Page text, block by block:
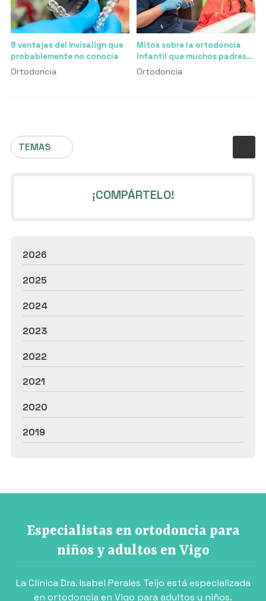
TEMAS
8 ventajas del Invisalign que
probablemente no conocía
Ortodoncia
Mitos sobre la ortodoncia
infantil que muchos padres
creen
Ortodoncia
¡COMPÁRTELO!
2026
2025
2024
2023
2022
2021
2020
2019
Especialistas en ortodoncia para
niños y adultos en Vigo
La Clínica Dra. Isabel Perales Teijo está especializada
en ortodoncia en Vigo para adultos y niños.